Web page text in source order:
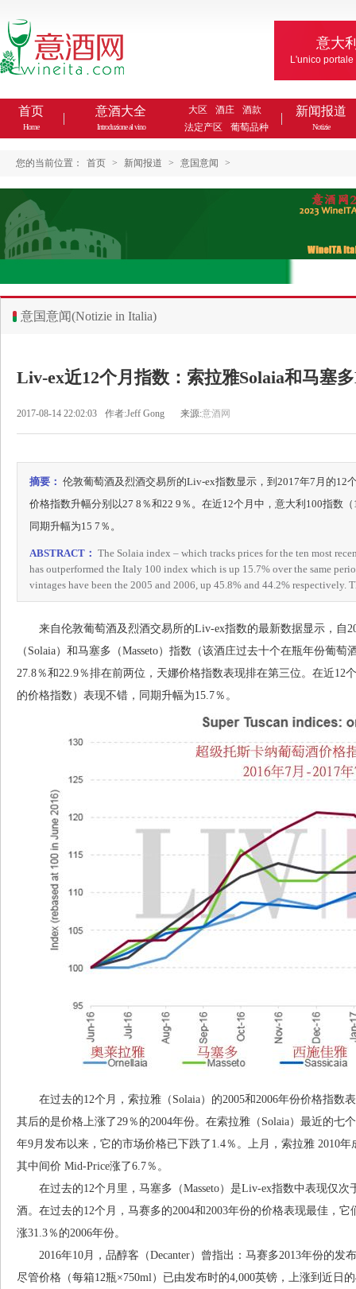
意大
L'unico
首页
Home
意酒大全
Introduzione al vino
大区 酒庄
酒款
法定产区
葡萄品种
新闻报道
Notizie
您的当前位置： 首页 > 新闻报道 > 意国意闻 >
意国意闻(Notizie in Italia)
Liv-ex近12个月指数：索拉雅Solaia和马塞
2017-08-14 22:02:03 作者:Jeff Gong 来源:意酒网
摘要： 伦敦葡萄酒及烈酒交易所的Liv-ex指数显示，到2017年7月的12
价格指数升幅分别以27 8％和22 9％。在近12个月中，意大利100指数
同期升幅为15 7％。
ABSTRACT： The Solaia index – which tracks prices for the ten most
has outperformed the Italy 100 index which is up 15.7% over the same
vintages have been the 2005 and 2006, up 45.8% and 44.2% respectively.
来自伦敦葡萄酒及烈酒交易所的Liv-ex指数的最新数据显示，自
（Solaia）和马塞多（Masseto）指数（该酒庄过去十个在瓶年份葡
27.8％和22.9％排在前两位，天娜价格指数表现排在第三位。在近12
的价格指数）表现不错，同期升幅为15.7％。
在过去的12个月，索拉雅（Solaia）的2005和2006年份价格指数
其后的是价格上涨了29％的2004年份。在索拉雅（Solaia）最近的七
年9月发布以来，它的市场价格已下跌了1.4％。上月，索拉雅 2010
其中间价 Mid-Price涨了6.7％。
在过去的12个月里，马塞多（Masseto）是Liv-ex指数中表现仅次
酒。在过去的12个月，马赛多的2004和2003年份的价格表现最佳，
涨31.3％的2006年份。
2016年10月，品醇客（Decanter）曾指出：马赛多2013年份的发
尽管价格（每箱12瓶×750ml）已由发布时的4,000英镑，上涨到近日